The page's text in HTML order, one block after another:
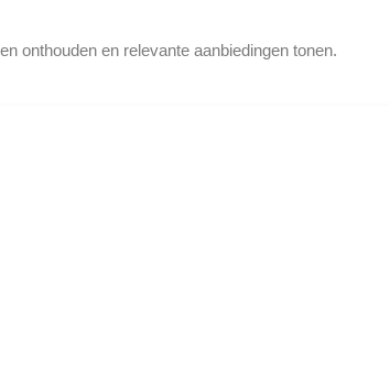
onthouden en relevante aanbiedingen tonen.